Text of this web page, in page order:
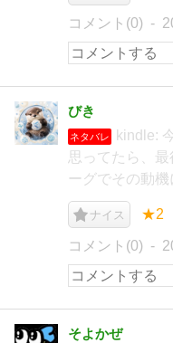
コメント(0)
びき
ネタバレ
kindle:
思ってたら、
ーグでその動機
ナイス ★2
コメント(0)
そよかぜ